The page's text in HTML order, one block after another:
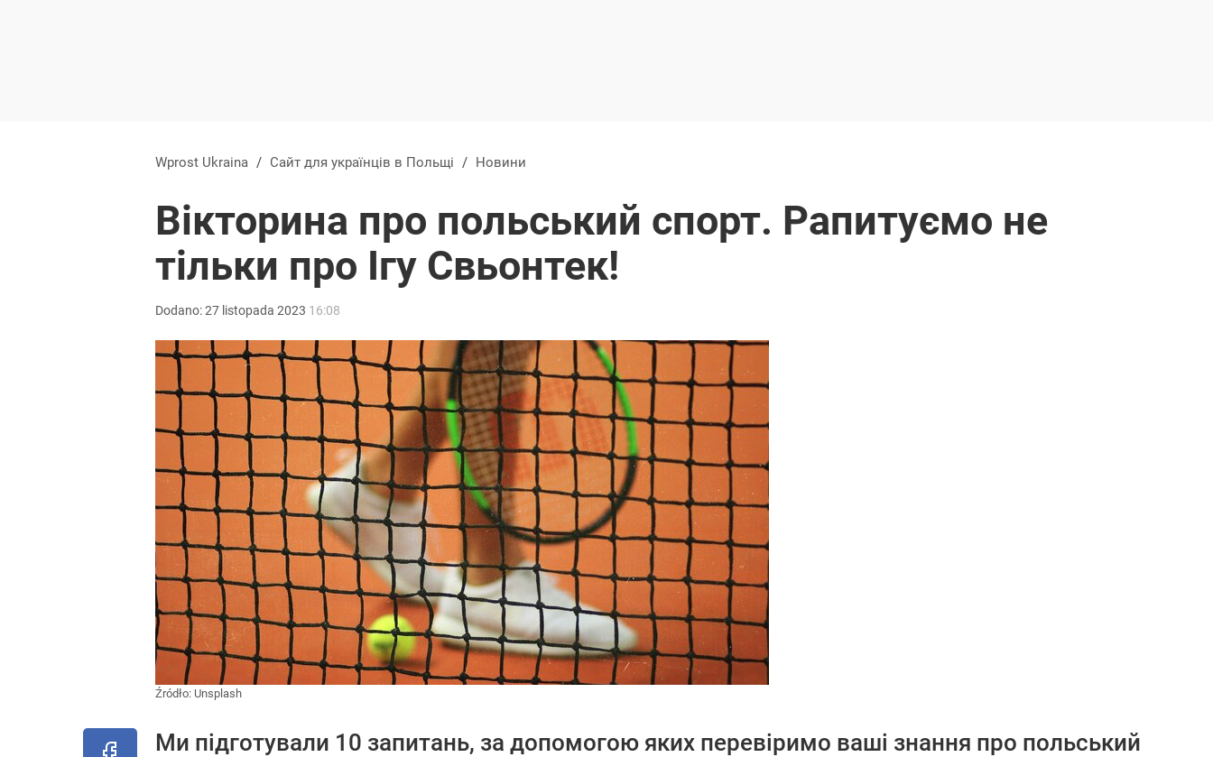
Wprost Ukraina / Сайт для українців в Польщі / Новини
Вікторина про польський спорт. Pапитуємо не
тільки про Ігу Свьонтек!
Dodano:27 listopada 2023 16:08
Źródło: Unsplash
Ми підготували 10 запитань, за допомогою яких перевіримо ваші знання про польський